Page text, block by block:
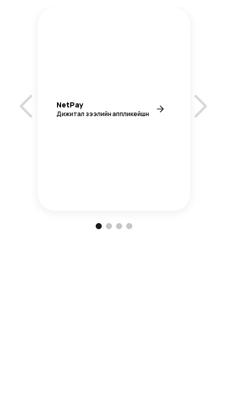
NetPay
Дижитал зээлийн аппликейшн